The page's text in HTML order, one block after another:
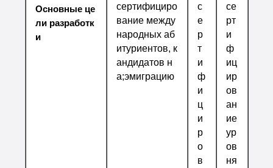
Основные це
ли разработк
и
сертифициро
вание между
народных аб
итуриентов, к
андидатов н
а;эмиграцию
с
е
р
т
и
ф
и
ц
и
р
о
в
се
рт
и
ф
иц
ир
ов
ан
ие
ур
ов
ня